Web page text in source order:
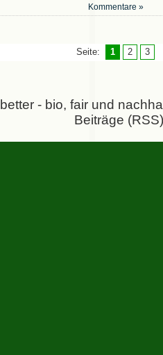
Kommentare »
Seite: 1 2 3
better - bio, fair und
Beiträge (RSS)